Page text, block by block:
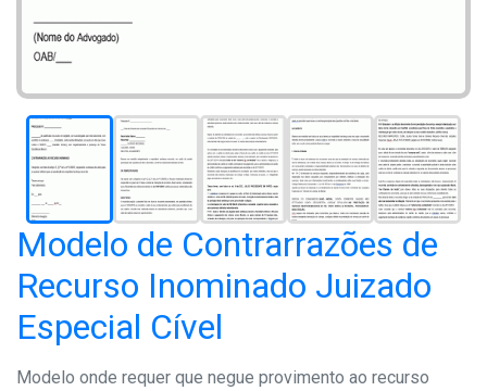
Modelo de Contrarrazões de
Recurso Inominado Juizado
Especial Cível
Modelo onde requer que negue provimento ao recurso